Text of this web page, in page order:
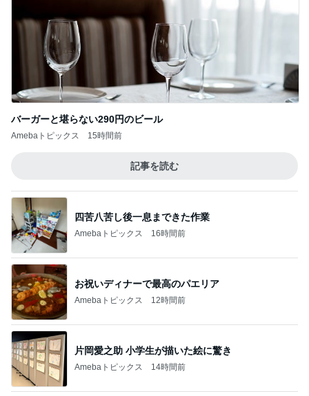
バーガーと堪らない290円のビール
Amebaトピックス 15時間前
記事を読む
四苦八苦し後一息まできた作業
Amebaトピックス 16時間前
お祝いディナーで最高のパエリア
Amebaトピックス 12時間前
片岡愛之助 小学生が描いた絵に驚き
Amebaトピックス 14時間前